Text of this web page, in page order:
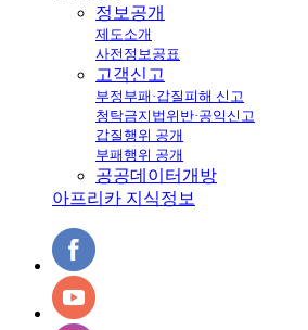
정보공개
제도소개
사전정보공표
고객신고
부정부패·갑질피해 신고
청탁금지법위반·공익신고
갑질행위 공개
부패행위 공개
공공데이터개방
아프리카 지식정보